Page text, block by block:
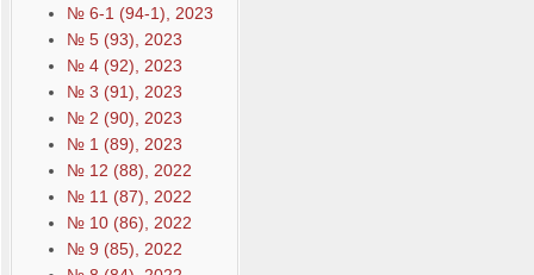
№ 6-1 (94-1), 2023
№ 5 (93), 2023
№ 4 (92), 2023
№ 3 (91), 2023
№ 2 (90), 2023
№ 1 (89), 2023
№ 12 (88), 2022
№ 11 (87), 2022
№ 10 (86), 2022
№ 9 (85), 2022